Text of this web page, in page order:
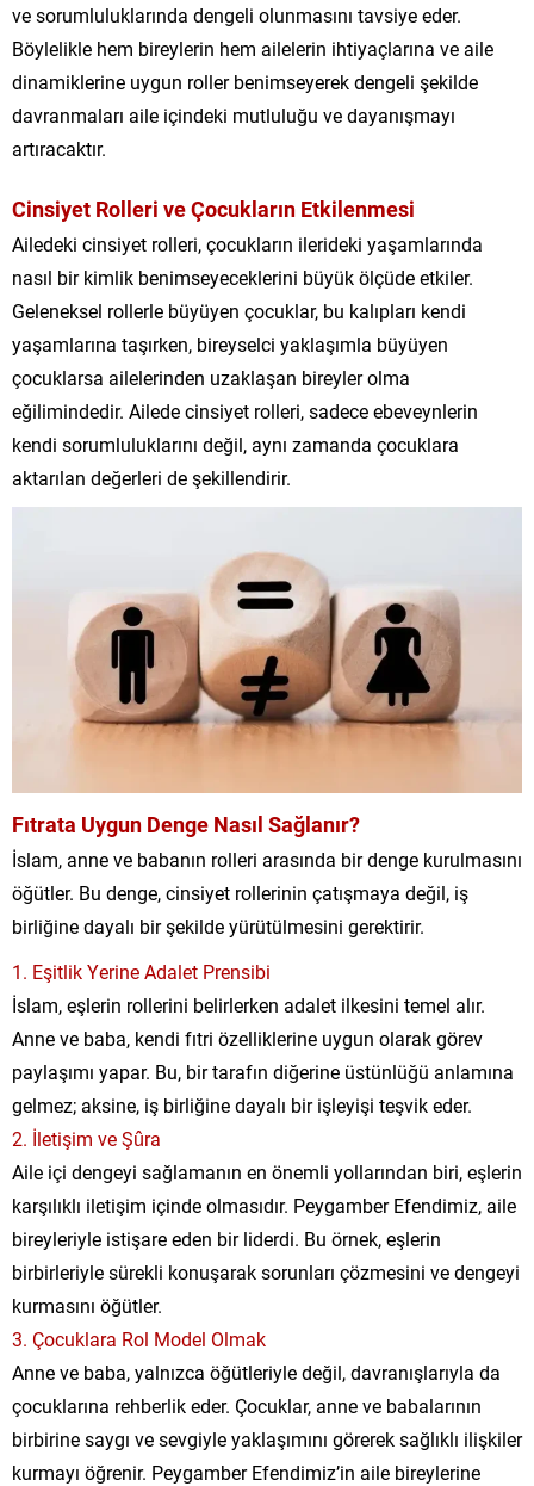
ve sorumluluklarında dengeli olunmasını tavsiye eder.
Böylelikle hem bireylerin hem ailelerin ihtiyaçlarına ve aile
dinamiklerine uygun roller benimseyerek dengeli şekilde
davranmaları aile içindeki mutluluğu ve dayanışmayı
artıracaktır.
Cinsiyet Rolleri ve Çocukların Etkilenmesi
Ailedeki cinsiyet rolleri, çocukların ilerideki yaşamlarında
nasıl bir kimlik benimseyeceklerini büyük ölçüde etkiler.
Geleneksel rollerle büyüyen çocuklar, bu kalıpları kendi
yaşamlarına taşırken, bireyselci yaklaşımla büyüyen
çocuklarsa ailelerinden uzaklaşan bireyler olma
eğilimindedir. Ailede cinsiyet rolleri, sadece ebeveynlerin
kendi sorumluluklarını değil, aynı zamanda çocuklara
aktarılan değerleri de şekillendirir.
Fıtrata Uygun Denge Nasıl Sağlanır?
İslam, anne ve babanın rolleri arasında bir denge kurulmasını
öğütler. Bu denge, cinsiyet rollerinin çatışmaya değil, iş
birliğine dayalı bir şekilde yürütülmesini gerektirir.
1. Eşitlik Yerine Adalet Prensibi
İslam, eşlerin rollerini belirlerken adalet ilkesini temel alır.
Anne ve baba, kendi fıtri özelliklerine uygun olarak görev
paylaşımı yapar. Bu, bir tarafın diğerine üstünlüğü anlamına
gelmez; aksine, iş birliğine dayalı bir işleyişi teşvik eder.
2. İletişim ve Şûra
Aile içi dengeyi sağlamanın en önemli yollarından biri, eşlerin
karşılıklı iletişim içinde olmasıdır. Peygamber Efendimiz, aile
bireyleriyle istişare eden bir liderdi. Bu örnek, eşlerin
birbirleriyle sürekli konuşarak sorunları çözmesini ve dengeyi
kurmasını öğütler.
3. Çocuklara Rol Model Olmak
Anne ve baba, yalnızca öğütleriyle değil, davranışlarıyla da
çocuklarına rehberlik eder. Çocuklar, anne ve babalarının
birbirine saygı ve sevgiyle yaklaşımını görerek sağlıklı ilişkiler
kurmayı öğrenir. Peygamber Efendimiz’in aile bireylerine